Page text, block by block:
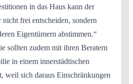
in das Haus kann der
frei entscheiden, sondern
Eigentümern abstimmen.“
sollten zudem mit ihren Beratern
in einem innerstädtischen
weil sich daraus Einschränkungen